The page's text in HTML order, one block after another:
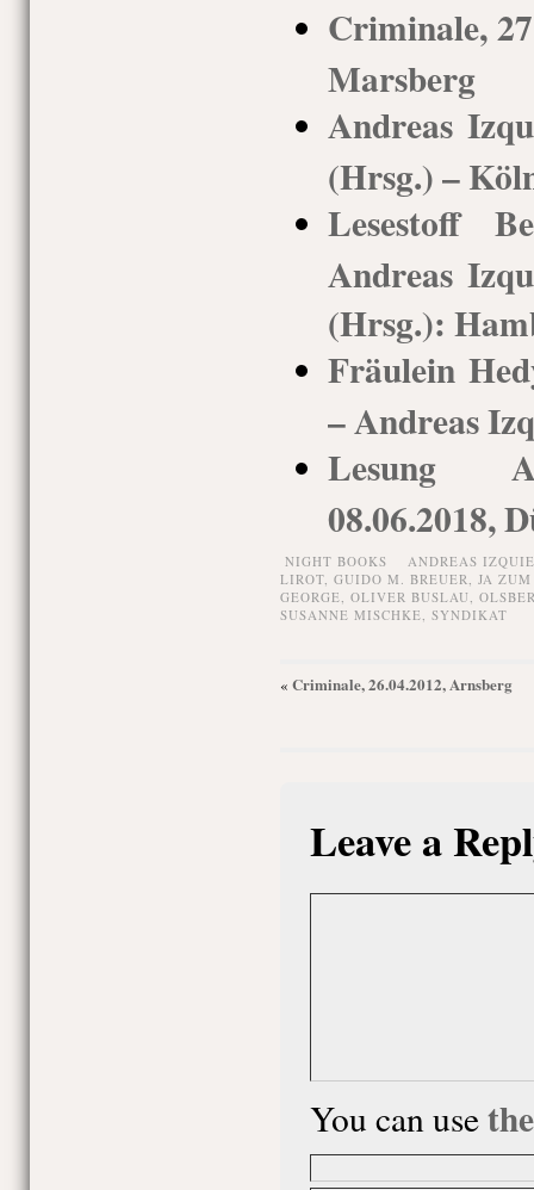
Criminale,
Marsberg
Andreas
(Hrsg.) –
Lesestoff
Andreas
(Hrsg.):
Fräulein
– Andreas
Lesung
08.06.2018,
NIGHT BOOKS
ANDREAS
LIROT, GUIDO M. BREUER, JA ZUM
GEORGE, OLIVER BUSLAU,
SUSANNE MISCHKE, SYNDIKAT
« Criminale, 26.04.2012, Arnsberg
Leave a
You can use